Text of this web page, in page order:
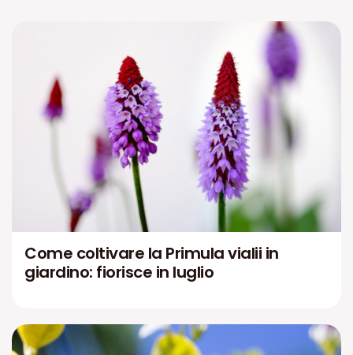
Come coltivare la Primula vialii in
giardino: fiorisce in luglio